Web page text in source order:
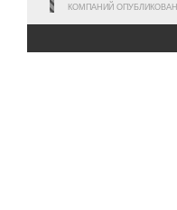
КОМПАНИЙ